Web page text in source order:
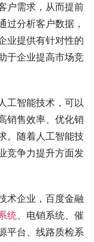
户需求，从而提前
过分析客户数据，
业提供有针对性的
于企业提高市场竞
工智能技术，可以
销售效率、优化销
。随着人工智能技
竞争力提升方面发
术企业，百度金融
统、电销系统、催
平台、线路质检系